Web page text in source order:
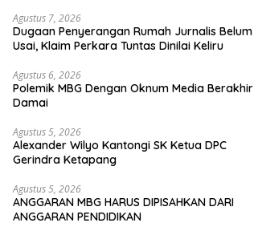
Agustus 7, 2026
Dugaan Penyerangan Rumah Jurnalis Belum
Usai, Klaim Perkara Tuntas Dinilai Keliru
Agustus 6, 2026
Polemik MBG Dengan Oknum Media Berakhir
Damai
Agustus 5, 2026
Alexander Wilyo Kantongi SK Ketua DPC
Gerindra Ketapang
Agustus 5, 2026
ANGGARAN MBG HARUS DIPISAHKAN DARI
ANGGARAN PENDIDIKAN